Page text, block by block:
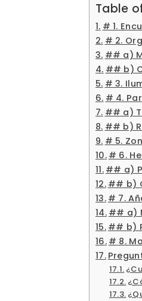
Table
# 1.
# 2.
## a)
## b)
# 3.
# 4.
## a)
## b)
# 5.
# 6.
## a)
## b)
# 7.
## a)
## b)
# 8.